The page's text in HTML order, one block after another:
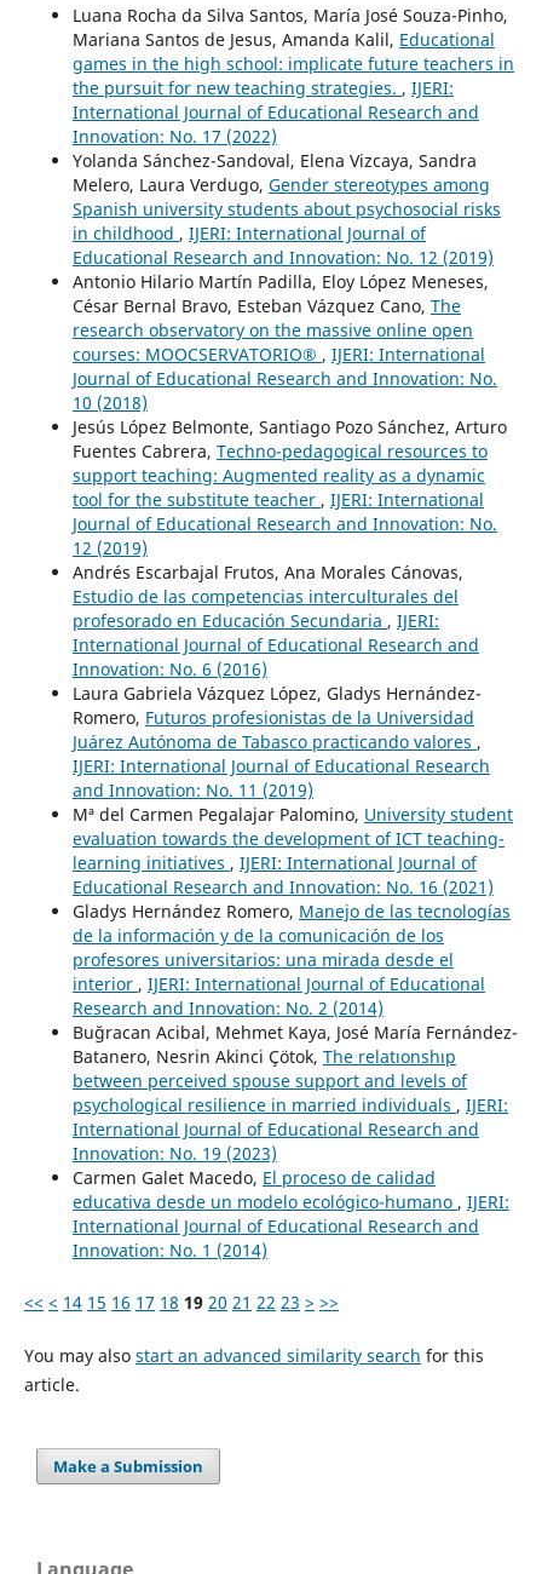
Luana Rocha da Silva Santos, María José Souza-Pinho,
Mariana Santos de Jesus, Amanda Kalil, Educational
games in the high school: implicate future teachers in
the pursuit for new teaching strategies. , IJERI:
International Journal of Educational Research and
Innovation: No. 17 (2022)
Yolanda Sánchez-Sandoval, Elena Vizcaya, Sandra
Melero, Laura Verdugo, Gender stereotypes among
Spanish university students about psychosocial risks
in childhood , IJERI: International Journal of
Educational Research and Innovation: No. 12 (2019)
Antonio Hilario Martín Padilla, Eloy López Meneses,
César Bernal Bravo, Esteban Vázquez Cano, The
research observatory on the massive online open
courses: MOOCSERVATORIO® , IJERI: International
Journal of Educational Research and Innovation: No.
10 (2018)
Jesús López Belmonte, Santiago Pozo Sánchez, Arturo
Fuentes Cabrera, Techno-pedagogical resources to
support teaching: Augmented reality as a dynamic
tool for the substitute teacher , IJERI: International
Journal of Educational Research and Innovation: No.
12 (2019)
Andrés Escarbajal Frutos, Ana Morales Cánovas,
Estudio de las competencias interculturales del
profesorado en Educación Secundaria , IJERI:
International Journal of Educational Research and
Innovation: No. 6 (2016)
Laura Gabriela Vázquez López, Gladys Hernández-
Romero, Futuros profesionistas de la Universidad
Juárez Autónoma de Tabasco practicando valores ,
IJERI: International Journal of Educational Research
and Innovation: No. 11 (2019)
Mª del Carmen Pegalajar Palomino, University student
evaluation towards the development of ICT teaching-
learning initiatives , IJERI: International Journal of
Educational Research and Innovation: No. 16 (2021)
Gladys Hernández Romero, Manejo de las tecnologías
de la información y de la comunicación de los
profesores universitarios: una mirada desde el
interior , IJERI: International Journal of Educational
Research and Innovation: No. 2 (2014)
Buğracan Acibal, Mehmet Kaya, José María Fernández-
Batanero, Nesrin Akinci Çötok, The relatıonshıp
between perceived spouse support and levels of
psychological resilience in married individuals , IJERI:
International Journal of Educational Research and
Innovation: No. 19 (2023)
Carmen Galet Macedo, El proceso de calidad
educativa desde un modelo ecológico-humano , IJERI:
International Journal of Educational Research and
Innovation: No. 1 (2014)
<< < 14 15 16 17 18 19 20 21 22 23 > >>
You may also start an advanced similarity search for this
article.
Make a Submission
Language